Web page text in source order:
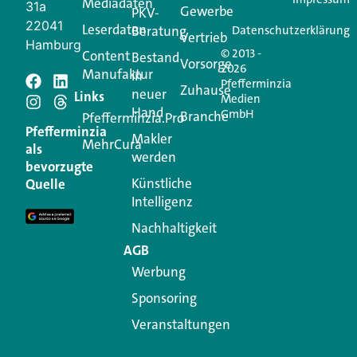
Schreiben Sie einen
Kommentar
Ihre E-Mail-Adresse wird nicht veröffentlicht.
Erforderliche Felder sind mit
Kommentar
31a
22041
Hamburg
Pfefferminzia
als
bevorzugte
Quelle
Leserdaten
Content
Manufaktur
Links
Pfefferminzia.Pro
MehrCura
PKV-
Beratung
Bestand
in
neuer
Hand
Makler
werden
Künstliche
Intelligenz
Nachhaltigkeit
AGB
Werbung
Sponsoring
Veranstaltungen
Gewerbe
Vertrieb
Vorsorge
Zuhause
Branche
© 2013 -
2026
Pfefferminzia
Medien
GmbH
Datenschutzerklärung